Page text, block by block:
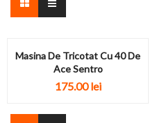
Masina De Tricotat Cu 40 De
Ace Sentro
175.00lei